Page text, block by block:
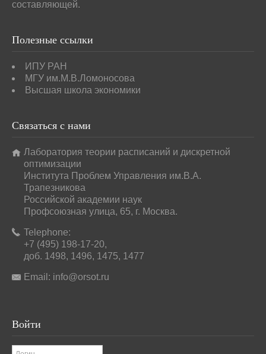
составляющей.
Полезные ссылки
ИПУ РАН
МГУ им.М.В.Ломоносова
Высшая школа экономики
Связаться с нами
Лаборатория теории расписаний и дискретной
оптимизации
Института Проблем Управления им.В.А.
Трапезникова
Российской академии наук
Профсоюзная улица, 65, г. Москва.
Telephone:
+7 (495) 198-17-20,
доб. 1498, 1496, 1475, 1477
Email: info@orsot.ru
Войти